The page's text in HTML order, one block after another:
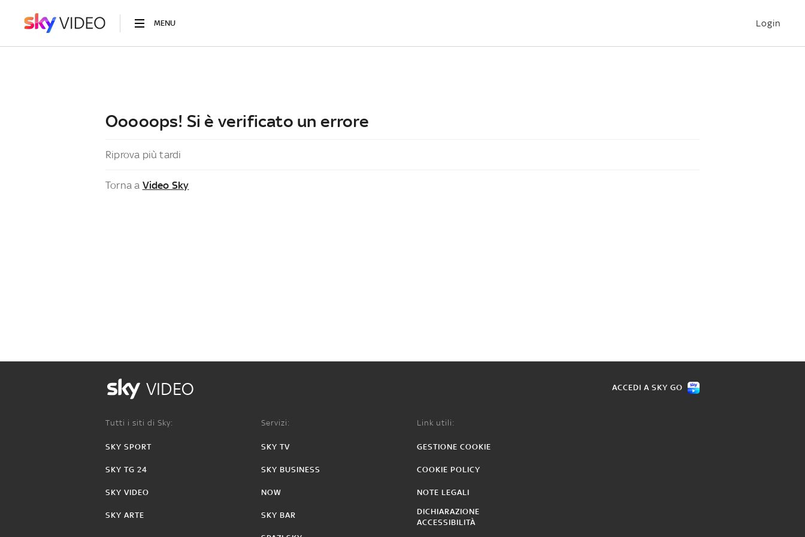
MENU Login
Ooooops! Si è verificato un errore
Riprova più tardi
Torna a Video Sky
VIDEO ACCEDI A SKY GO
Tutti i siti di Sky:
SKY SPORT
SKY TG 24
SKY VIDEO
SKY ARTE
Servizi:
SKY TV
SKY BUSINESS
NOW
SKY BAR
Link utili:
GESTIONE COOKIE
COOKIE POLICY
NOTE LEGALI
DICHIARAZIONE
ACCESSIBILITÀ